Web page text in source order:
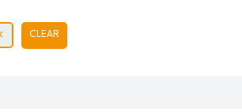
CLEAR